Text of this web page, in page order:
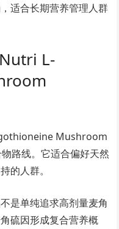
适合长期营养管理人群
L-
Mushroom
路线。它适合偏好天然
的人群。
是单纯追求高剂量麦角
硫因形成复合营养概